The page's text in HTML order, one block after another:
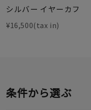
シルバー イヤーカフ
¥16,500(tax in)
条件から選ぶ